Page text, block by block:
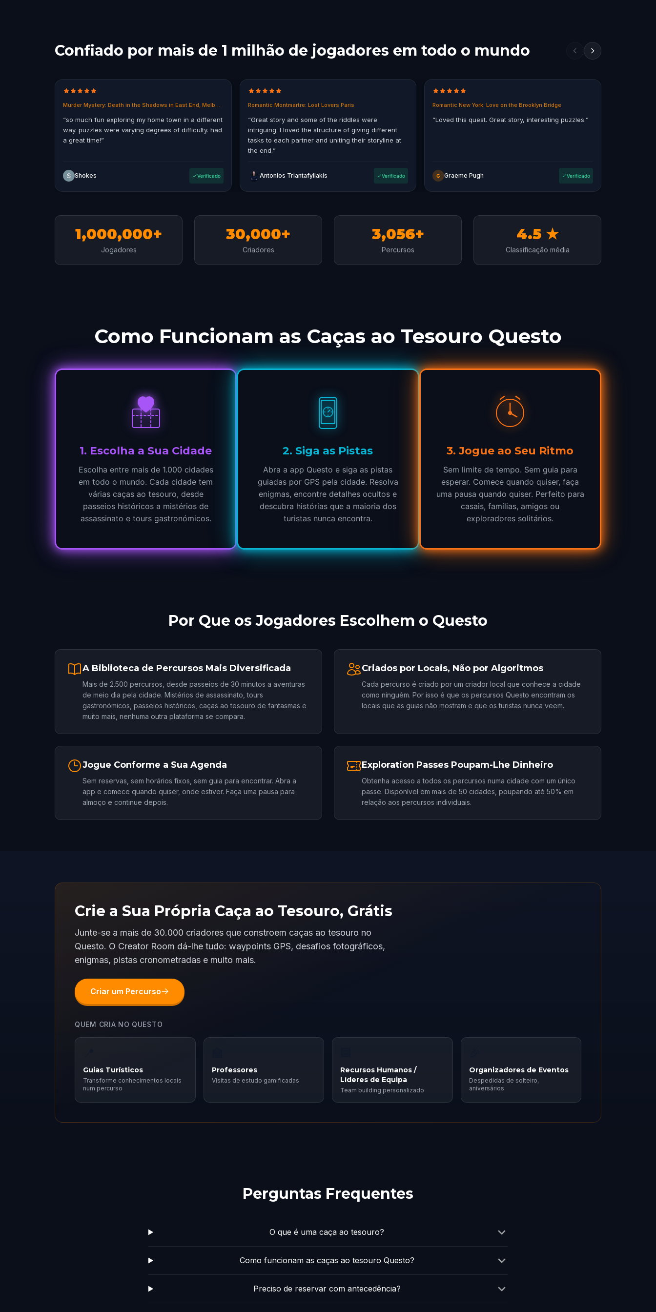
Confiado por mais de 1 milhão de jogadores em todo o mundo
Murder Mystery: Death in the Shadows in East End, Melbourne
“so much fun exploring my home town in a different
way. puzzles were varying degrees of difficulty. had
a great time!”
Shokes Verificado
Romantic Montmartre: Lost Lovers Paris
“Great story and some of the riddles were
intriguing. I loved the structure of giving different
tasks to each partner and uniting their storyline at
the end.”
Antonios Triantafyllakis Verificado
Romantic New York: Love on the Brooklyn Bridge
“Loved this quest. Great story, interesting puzzles.”
G Graeme Pugh Verificado
1,000,000+
Jogadores
30,000+
Criadores
3,056+
Percursos
4.5 ★
Classificação média
Como Funcionam as Caças ao Tesouro Questo
1. Escolha a Sua Cidade
Escolha entre mais de 1.000 cidades
em todo o mundo. Cada cidade tem
várias caças ao tesouro, desde
passeios históricos a mistérios de
assassinato e tours gastronómicos.
2. Siga as Pistas
Abra a app Questo e siga as pistas
guiadas por GPS pela cidade. Resolva
enigmas, encontre detalhes ocultos e
descubra histórias que a maioria dos
turistas nunca encontra.
3.Jogue ao Seu Ritmo
Sem limite de tempo. Sem guia para
esperar. Comece quando quiser, faça
uma pausa quando quiser. Perfeito para
casais, famílias, amigos ou
exploradores solitários.
Por Que os Jogadores Escolhem o Questo
A Biblioteca de Percursos Mais Diversificada
Mais de 2.500 percursos, desde passeios de 30 minutos a aventuras
de meio dia pela cidade. Mistérios de assassinato, tours
gastronómicos, passeios históricos, caças ao tesouro de fantasmas e
muito mais, nenhuma outra plataforma se compara.
Criados por Locais, Não por Algoritmos
Cada percurso é criado por um criador local que conhece a cidade
como ninguém. Por isso é que os percursos Questo encontram os
locais que as guias não mostram e que os turistas nunca veem.
Jogue Conforme a Sua Agenda
Sem reservas, sem horários fixos, sem guia para encontrar. Abra a
app e comece quando quiser, onde estiver. Faça uma pausa para
almoço e continue depois.
Exploration Passes Poupam-Lhe Dinheiro
Obtenha acesso a todos os percursos numa cidade com um único
passe. Disponível em mais de 50 cidades, poupando até 50% em
relação aos percursos individuais.
Crie a Sua Própria Caça ao Tesouro, Grátis
Junte-se a mais de 30.000 criadores que constroem caças ao tesouro no
Questo. O Creator Room dá-lhe tudo: waypoints GPS, desafios fotográficos,
enigmas, pistas cronometradas e muito mais.
Criar um Percurso
QUEM CRIA NO QUESTO
Guias Turísticos
Transforme conhecimentos locais
num percurso
Professores
Visitas de estudo gamificadas
Recursos Humanos /
Líderes de Equipa
Team building personalizado
Organizadores de Eventos
Despedidas de solteiro,
aniversários
Perguntas Frequentes
O que é uma caça ao tesouro?
Como funcionam as caças ao tesouro Questo?
Preciso de reservar com antecedência?